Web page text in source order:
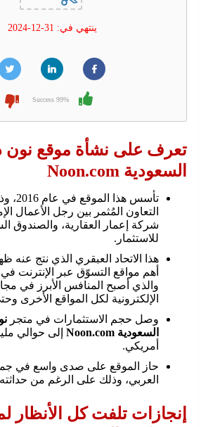
ينتهي في: 31-12-2024
99% Success
تعرف على نشأة موقع
السعودية Noon.com
تأسس هذا
التعاون المُثمر بين رجل الأعمال
شركة إعمار العقارية، والصندوق
للاستثمار.
هذا الاتحاد العبقري الذي نتج عنه
أهم مواقع التسوّق عبر الإنترنت في
والذي أصبح المنافس الأبرز في
الإلكترونية لكل المواقع الأخرى
وصل حجم الاستثمارات في متجر
السعودية Noon.com
إلى حوالي
أمريكي.
حاز الموقع على صدى واسع في
العربي، وذلك على الرغم من
إنجازات تلفت كل الأنظار